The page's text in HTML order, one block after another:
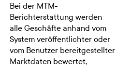
Bei der MTM-
Berichterstattung werden
alle Geschäfte anhand vom
System veröffentlichter oder
vom Benutzer bereitgestellter
Marktdaten bewertet,